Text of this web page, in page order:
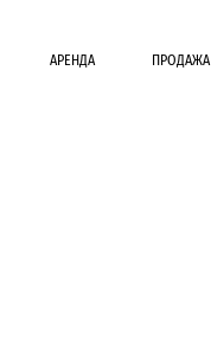
АРЕНДА ПРОДАЖА